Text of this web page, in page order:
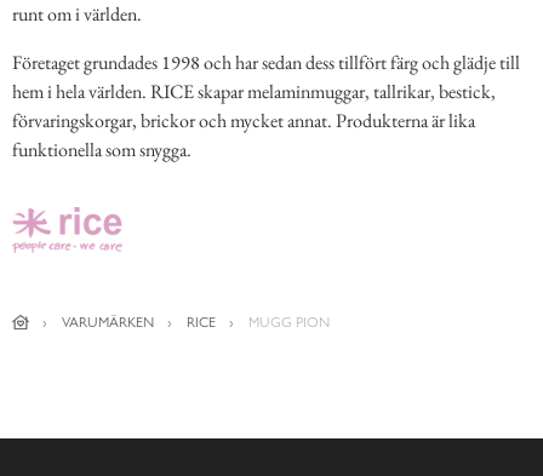
runt om i världen.
Företaget grundades 1998 och har sedan dess tillfört färg och glädje till
hem i hela världen. RICE skapar melaminmuggar, tallrikar, bestick,
förvaringskorgar, brickor och mycket annat. Produkterna är lika
funktionella som snygga.
VARUMÄRKEN RICE MUGG PION